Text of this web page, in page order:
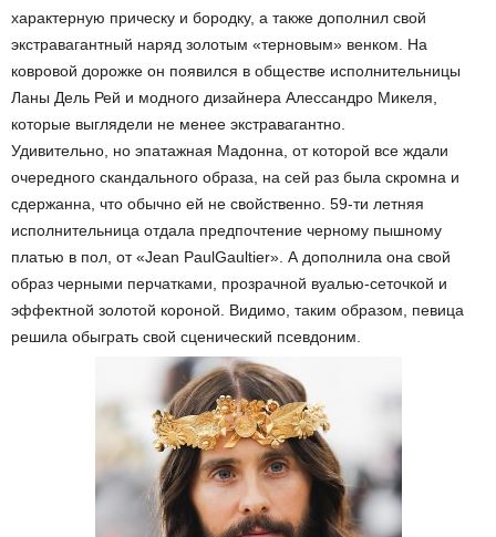
характерную прическу и бородку, а также дополнил свой
экстравагантный наряд золотым «терновым» венком. На
ковровой дорожке он появился в обществе исполнительницы
Ланы Дель Рей и модного дизайнера Алессандро Микеля,
которые выглядели не менее экстравагантно.
Удивительно, но эпатажная Мадонна, от которой все ждали
очередного скандального образа, на сей раз была скромна и
сдержанна, что обычно ей не свойственно. 59-ти летняя
исполнительница отдала предпочтение черному пышному
платью в пол, от «Jean PaulGaultier». А дополнила она свой
образ черными перчатками, прозрачной вуалью-сеточкой и
эффектной золотой короной. Видимо, таким образом, певица
решила обыграть свой сценический псевдоним.